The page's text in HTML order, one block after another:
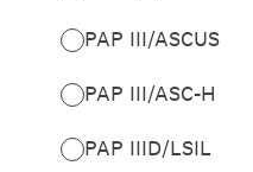
PAP III/ASCUS
PAP III/ASC-H
PAP IIID/LSIL